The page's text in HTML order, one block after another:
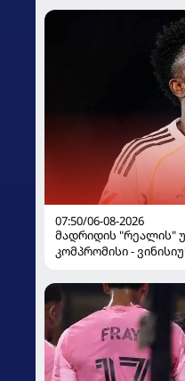
07:50/06-08-2026
მადრიდის "რეალის"
კომპრომისი -